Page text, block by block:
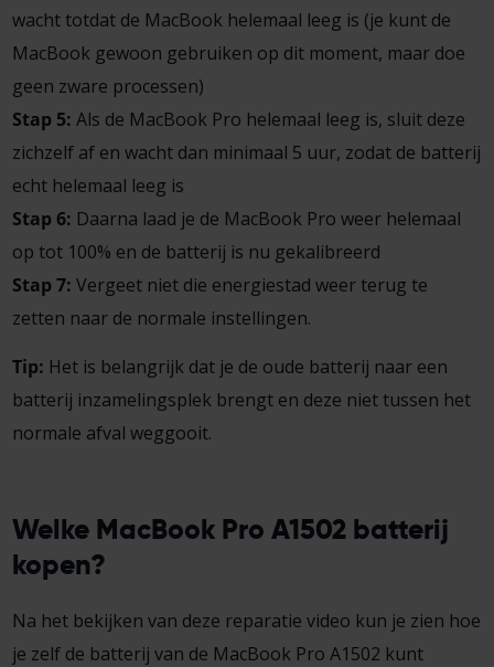
wacht totdat de MacBook helemaal leeg is (je kunt de
MacBook gewoon gebruiken op dit moment, maar doe
geen zware processen)
Stap 5: Als de MacBook Pro helemaal leeg is, sluit deze
zichzelf af en wacht dan minimaal 5 uur, zodat de batterij
echt helemaal leeg is
Stap 6: Daarna laad je de MacBook Pro weer helemaal
op tot 100% en de batterij is nu gekalibreerd
Stap 7: Vergeet niet die energiestad weer terug te
zetten naar de normale instellingen.
Tip: Het is belangrijk dat je de oude batterij naar een
batterij inzamelingsplek brengt en deze niet tussen het
normale afval weggooit.
Welke MacBook Pro A1502 batterij
kopen?
Na het bekijken van deze reparatie video kun je zien hoe
je zelf de batterij van de MacBook Pro A1502 kunt